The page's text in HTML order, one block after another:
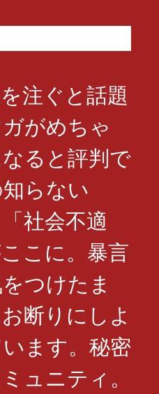
注ぐと話題
がめちゃ
ると評判で
らない
社会不適
こに。暴言
つけたま
断りにしよ
ます。秘密
ュニティ。